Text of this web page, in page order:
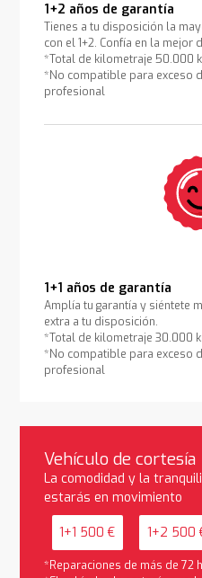
1+2 años de garantía
Tienes a tu disposición la
con el 1+2. Confía en la mejor
*Total de kilometraje 50.000
*No compatible para exceso
profesional
1+1 años de garantía
Amplía tu garantía y siéntete
extra a tu disposición.
*Total de kilometraje 30.000
*No compatible para exceso
profesional
Vehículo de cortesía
La comodidad y la
estarás en movimiento
1+1 500 € 1+2 500
*Reparaciones de más de 72